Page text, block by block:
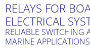
RELAYS FOR
ELECTRICAL
RELIABLE SWITCHING
MARINE APPLICATIONS